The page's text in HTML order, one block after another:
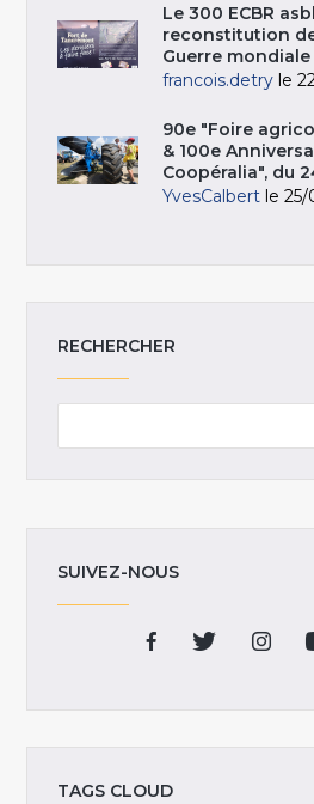
Le 300 ECBR
reconstitution
Guerre
francois.detry le
90e "Foire
& 100e
Coopéralia", du
YvesCalbert le
RECHERCHER
SUIVEZ-NOUS
TAGS CLOUD